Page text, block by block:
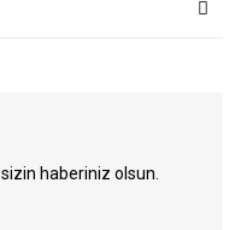
haberiniz olsun.